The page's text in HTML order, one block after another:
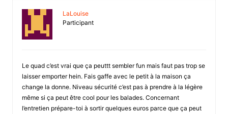
LaLouise
Participant
Le quad c’est vrai que ça peuttt sembler fun mais faut pas trop se
laisser emporter hein. Fais gaffe avec le petit à la maison ça
change la donne. Niveau sécurité c’est pas à prendre à la légère
même si ça peut être cool pour les balades. Concernant
l’entretien prépare-toi à sortir quelques euros parce que ça peut